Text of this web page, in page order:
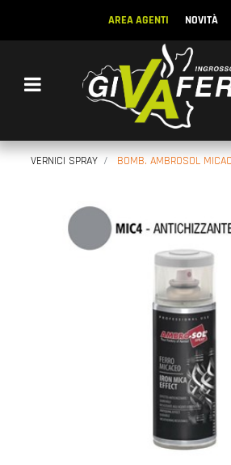
AREA AGENTI NOVITÀ
Open menu
VERNICI SPRAY BOMB. AMBROSOL